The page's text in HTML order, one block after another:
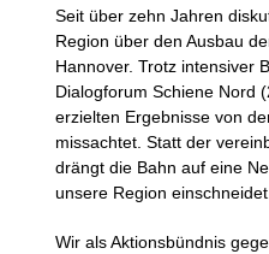
Seit über zehn Jahren
Region über den Ausbau
Hannover. Trotz intensiver
Dialogforum Schiene Nord
erzielten Ergebnisse von
missachtet. Statt der
drängt die Bahn auf eine
unsere Region
Wir als Aktionsbündnis